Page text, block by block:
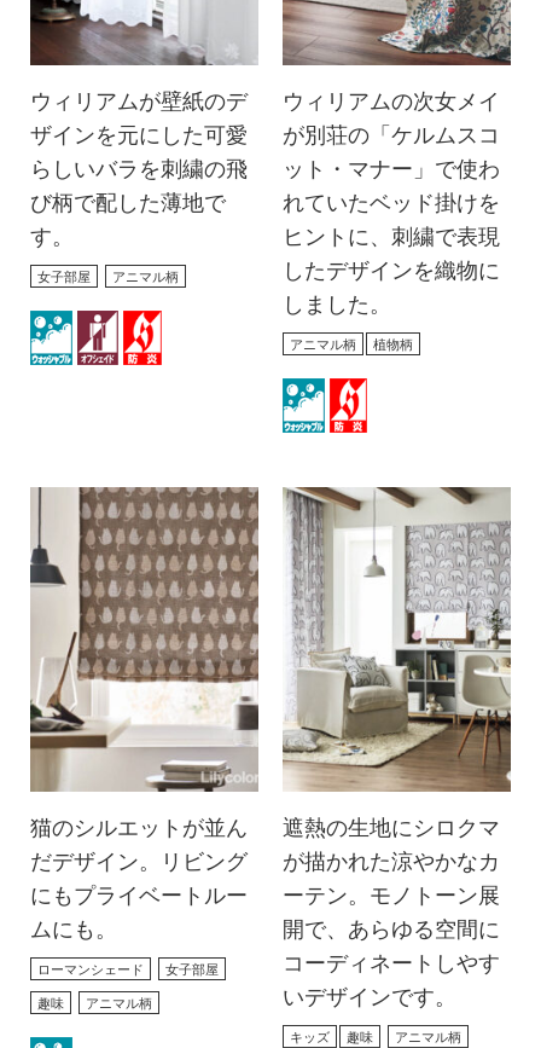
ウィリアムが壁紙のデ
ザインを元にした可愛
らしいバラを刺繍の飛
び柄で配した薄地で
す。
女子部屋 アニマル柄
ウィリアムの次女メイ
が別荘の「ケルムスコ
ット・マナー」で使わ
れていたベッド掛けを
ヒントに、刺繍で表現
したデザインを織物に
しました。
アニマル柄 植物柄
猫のシルエットが並ん
だデザイン。リビング
にもプライベートルー
ムにも。
ローマンシェード
女子部屋
趣味
アニマル柄
遮熱の生地にシロクマ
が描かれた涼やかなカ
ーテン。モノトーン展
開で、あらゆる空間に
コーディネートしやす
いデザインです。
キッズ 趣味 アニマル柄